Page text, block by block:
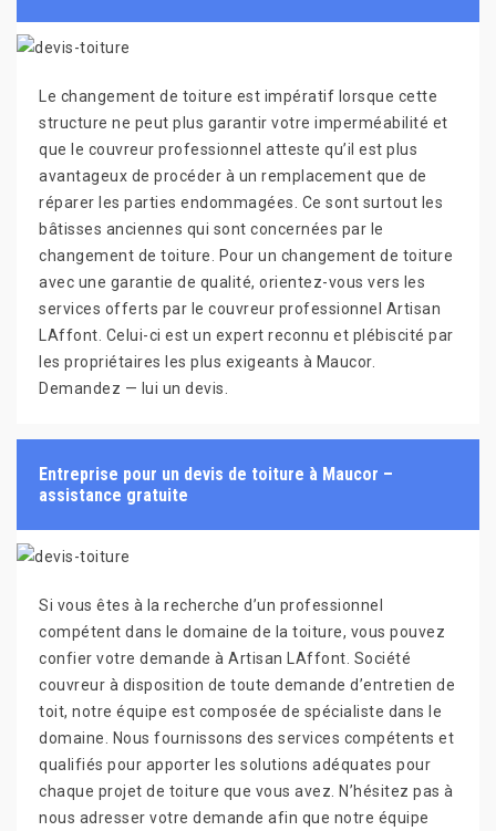
Le changement de toiture est impératif lorsque cette
structure ne peut plus garantir votre imperméabilité et
que le couvreur professionnel atteste qu’il est plus
avantageux de procéder à un remplacement que de
réparer les parties endommagées. Ce sont surtout les
bâtisses anciennes qui sont concernées par le
changement de toiture. Pour un changement de toiture
avec une garantie de qualité, orientez-vous vers les
services offerts par le couvreur professionnel Artisan
LAffont. Celui-ci est un expert reconnu et plébiscité par
les propriétaires les plus exigeants à Maucor.
Demandez — lui un devis.
Entreprise pour un devis de toiture à Maucor –
assistance gratuite
Si vous êtes à la recherche d’un professionnel
compétent dans le domaine de la toiture, vous pouvez
confier votre demande à Artisan LAffont. Société
couvreur à disposition de toute demande d’entretien de
toit, notre équipe est composée de spécialiste dans le
domaine. Nous fournissons des services compétents et
qualifiés pour apporter les solutions adéquates pour
chaque projet de toiture que vous avez. N’hésitez pas à
nous adresser votre demande afin que notre équipe